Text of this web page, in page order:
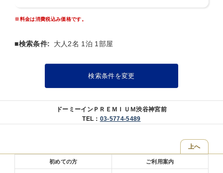
うれしい選べるシャンプーバーもご用意！
※女性大浴場にはクレンジング／化粧水／乳液もご用意しておりま
す。
■夜鳴きそば
【時間】 21：30〜23：00
【場所】 1Fレストラン
※料金は消費税込み価格です。
■検索条件: 大人2名 1泊 1部屋
検索条件を変更
ドーミーインＰＲＥＭＩＵＭ渋谷神宮前
TEL： 03-5774-5489
上へ
初めての方 ご利用案内